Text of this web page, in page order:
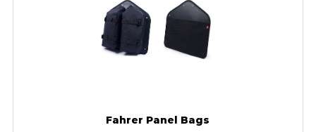
Fahrer Panel Bags